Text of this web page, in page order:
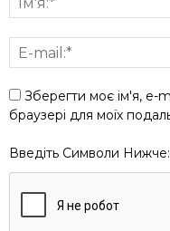
Зберегти моє ім'я, e-
браузері для моїх
Введіть Символи Нижче: